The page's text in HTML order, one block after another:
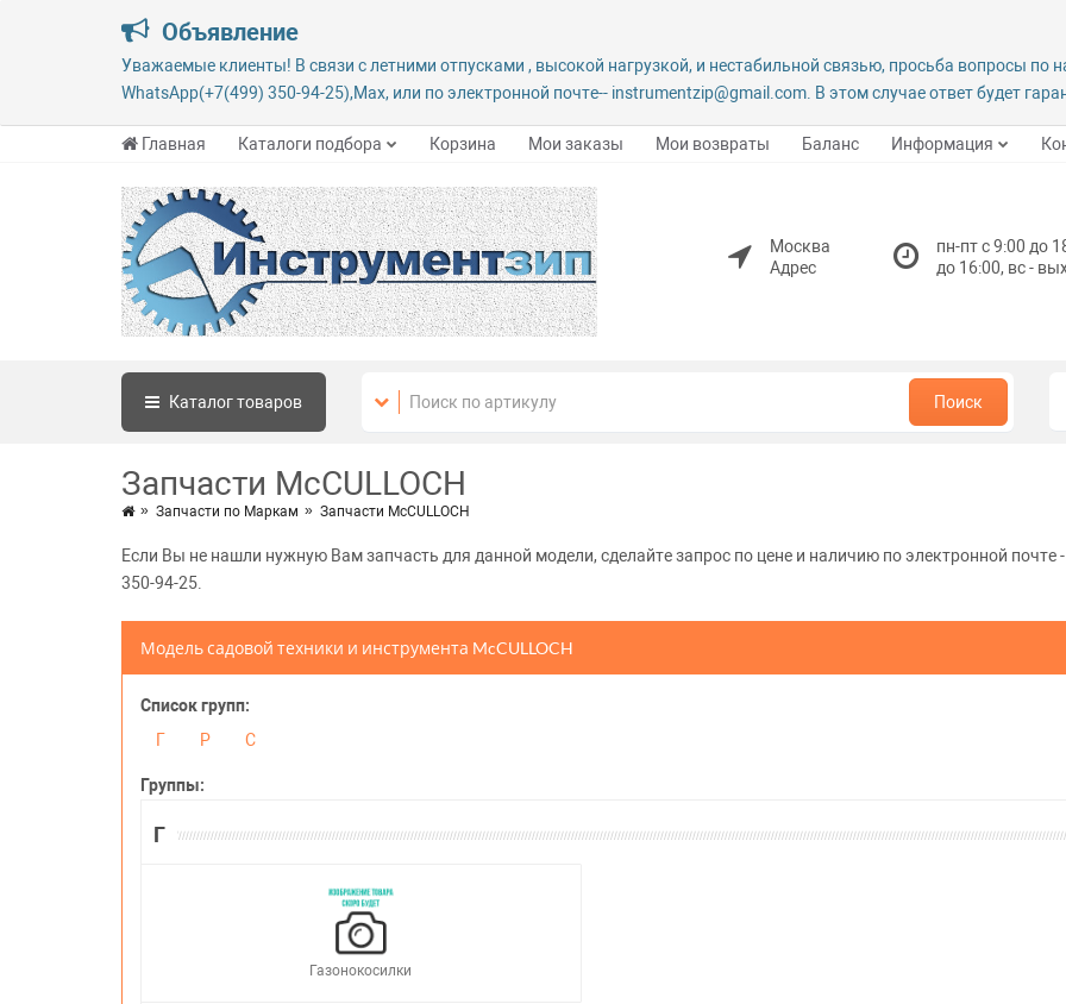
Объявление
Уважаемые клиенты! В связи с летними отпусками , высокой нагрузкой, и нестабильной связью, просьба вопросы по
WhatsApp(+7(499) 350-94-25),Max, или по электронной почте-- instrumentzip@gmail.com. В этом случае ответ будет
Главная Каталоги подбора Корзина Мои заказы Мои возвраты Баланс Информация
Москва
Адрес
пн-пт с 9:00 до
до 16:00, вс -
Каталогтоваров Поиск
Запчасти McCULLOCH
Запчасти по Маркам Запчасти McCULLOCH
Если Вы не нашли нужную Вам запчасть для данной модели, сделайте запрос по цене и наличию по электронной
350-94-25.
Модель садовой техники и инструмента McCULLOCH
Список групп:
Г
Р С
Группы:
Г
Газонокосилки